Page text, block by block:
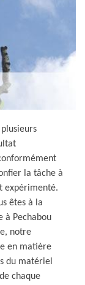
la tâche à
expérimenté.
êtes à la
à Pechabou
notre
en matière
du matériel
chaque